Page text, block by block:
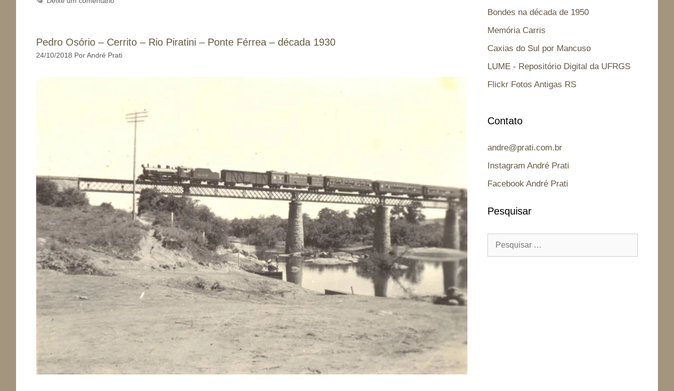
Pedro Osório – Cerrito – Rio Piratini – Ponte Férrea – década 1930
24/10/2018 Por André Prati
Bondes na década de 1950
Memória Carris
Caxias do Sul por Mancuso
LUME - Repositório Digital da UFRGS
Flickr Fotos Antigas RS
Contato
andre@prati.com.br
Instagram André Prati
Facebook André Prati
Pesquisar
por: